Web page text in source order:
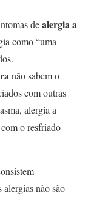
dealergia a
como “uma
não sabem o
com outras
alergia a
o resfriado
não são